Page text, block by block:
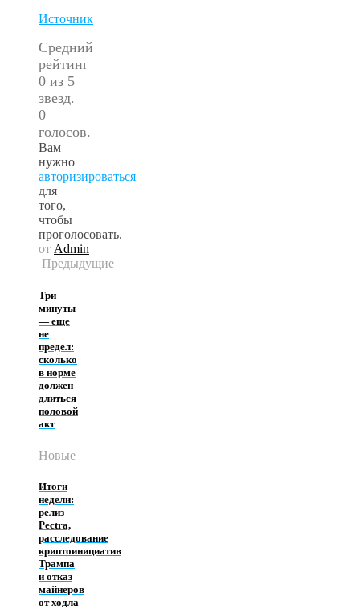
Источник
Средний
рейтинг
0 из 5
звезд.
0
голосов.
Вам
нужно
авторизироваться
для
того,
чтобы
проголосовать.
от Admin
Предыдущие
Три
минуты
— еще
не
предел:
сколько
в норме
должен
длиться
половой
акт
Новые
Итоги
недели:
релиз
Pectra,
расследование
криптоинициатив
Трампа
и отказ
майнеров
от ходла